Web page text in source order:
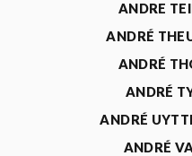
ANDRE
ANDRÉ
ANDRÉ
ANDRÉ
ANDRÉ
ANDRÉ